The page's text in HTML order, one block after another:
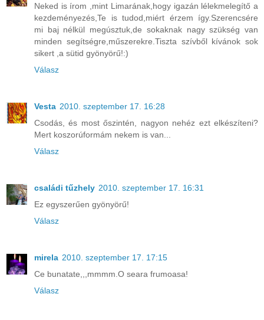
Neked is írom ,mint Limarának,hogy igazán lélekmelegítő a
kezdeményezés,Te is tudod,miért érzem így.Szerencsére
mi baj nélkül megúsztuk,de sokaknak nagy szükség van
minden segítségre,műszerekre.Tiszta szívből kívánok sok
sikert ,a sütid gyönyörű!:)
Válasz
Vesta 2010. szeptember 17. 16:28
Csodás, és most őszintén, nagyon nehéz ezt elkészíteni?
Mert koszorúformám nekem is van...
Válasz
családi tűzhely 2010. szeptember 17. 16:31
Ez egyszerűen gyönyörű!
Válasz
mirela 2010. szeptember 17. 17:15
Ce bunatate,,,mmmm.O seara frumoasa!
Válasz